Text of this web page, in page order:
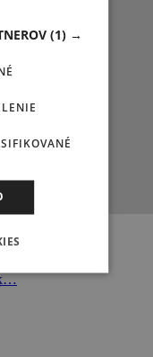
(1) →